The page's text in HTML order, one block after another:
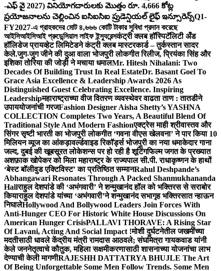
-ఎఫ్ వై 2027) వినియోగదారులకు మొత్తం రూ. 4,666 కోట్ల
ప్రయోజనాలను చెల్లించిన ఐసిఐసిఐ ప్రుడెన్షియల్ లైఫ్ ఇన్సూరెన్స్Q1-
FY2027-এ গ্রাহকদের মোট ৪,৬৬৬ কোটি টাকার সুবিধা প্রদান করেছে
আইসিআইসিআই প্রুডেন্সিয়াল লাইফ ইন্স্যুরেন্সकंट्री क्लब हॉस्पिटॅलिटी अँड
हॉलिडेज प्रायव्हेट लिमिटेडने कंट्री क्लब मास्टरकार्ड – तुर्कस्तान सादर
केले.जुग-जुग जीने की दुआ वाला भोजपुरी लोकगीत रिलीज, प्रियंका सिंह और
इशिका तोरिया की जोड़ी ने मचाया धमालMr. Hitesh Nihalani: Two
Decades Of Building Trust In Real EstateDr. Basant Goel To
Grace Asia Excellence & Leadership Awards 2026 As
Distinguished Guest Celebrating Excellence. Inspiring
Leadershipमहाराष्ट्राच्या वीज वितरण व्यवस्थेवर वाढता ताण : तातडीने
उपाययोजनांची गरजFashion Designer Aisha Shetty’s YASHNA
COLLECTION Completes Two Years, A Beautiful Blend Of
Traditional Style And Modern Fashionएक्ट्रेस माही श्रीवास्तव और
सिंगर सृष्टी भारती का भोजपुरी लोकगीत ‘गवना वीएस खेलवना’ ने पार किया 10
मिलियन व्यूज का आंकड़ावर्ल्डवाइड रिकॉर्ड्स भोजपुरी का नया धमाकेदार गाना
जल्द, दुबई की खूबसूरत लोकेशन्स पर हो रही है शूटिंगफिल्म जगत के प्रख्यात
अशफ़ाक खोपेकर को मिला महाराष्ट्र के राज्यपाल सी.पी. राधाकृष्णन के हाथों
‘बेस्ट बॉलीवुड एक्टिविस्ट’ का प्रतिष्ठित सम्मानRahul Deshpande’s
Abhangawari Resonates Through A Packed Shanmukhananda
Hallराहुल देशपांडे की ‘अभंगवारी’ ने शन्मुखानंद हॉल को भक्तिरस से सराबोर
कियाराहुल देशपांडे यांच्या ‘अभंगवारी’ने शन्मुखानंद सभागृह भक्तिरसात न्हाऊन
निघालेHollywood And Bollywood Leaders Join Forces With
Anti-Hunger CEO For Historic White House Discussions On
American Hunger CrisisPALLAVI THORAVE: A Rising Star
Of Lavani, Acting And Social Impact !मोशी दुर्घटनेतील जखमींच्या
मदतीसाठी धावले केंद्रीय मंत्री रामदास आठवले; संघमित्रा गायकवाड यांनी
केले जननेतृत्वाचे कौतुक, महिला सक्षमीकरणासाठी शासनाच्या योजनांचा लाभ
देण्याची केली मागणीRAJESHH DATTATRYA BHUJLE The Art
Of Being Unforgettable Some Men Follow Trends. Some Men